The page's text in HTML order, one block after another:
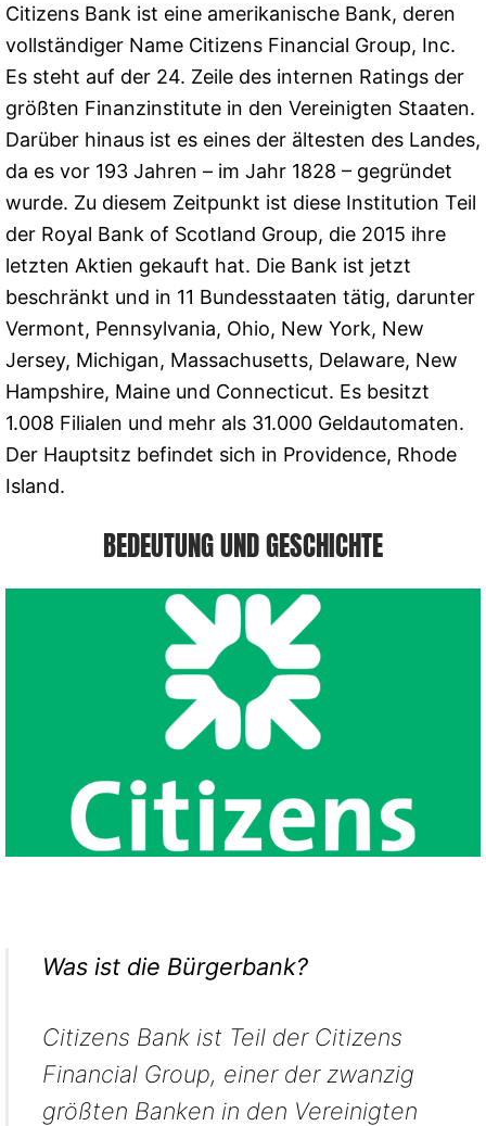
Citizens Bank ist eine amerikanische Bank, deren
vollständiger Name Citizens Financial Group, Inc.
Es steht auf der 24. Zeile des internen Ratings der
größten Finanzinstitute in den Vereinigten Staaten.
Darüber hinaus ist es eines der ältesten des Landes,
da es vor 193 Jahren – im Jahr 1828 – gegründet
wurde. Zu diesem Zeitpunkt ist diese Institution Teil
der Royal Bank of Scotland Group, die 2015 ihre
letzten Aktien gekauft hat. Die Bank ist jetzt
beschränkt und in 11 Bundesstaaten tätig, darunter
Vermont, Pennsylvania, Ohio, New York, New
Jersey, Michigan, Massachusetts, Delaware, New
Hampshire, Maine und Connecticut. Es besitzt
1.008 Filialen und mehr als 31.000 Geldautomaten.
Der Hauptsitz befindet sich in Providence, Rhode
Island.
BEDEUTUNG UND GESCHICHTE
Was ist die Bürgerbank?
Citizens Bank ist Teil der Citizens
Financial Group, einer der zwanzig
größten Banken in den Vereinigten